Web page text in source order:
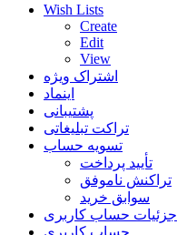
Wish Lists
Create
Edit
View
اشتراک ویژه
اینماد
پشتیبانی
تراکت تبلیغاتی
تسویه حساب
تأیید پرداخت
تراکنش ناموفق
سوابق خرید
جزئیات حساب کاربری
حساب کاربری